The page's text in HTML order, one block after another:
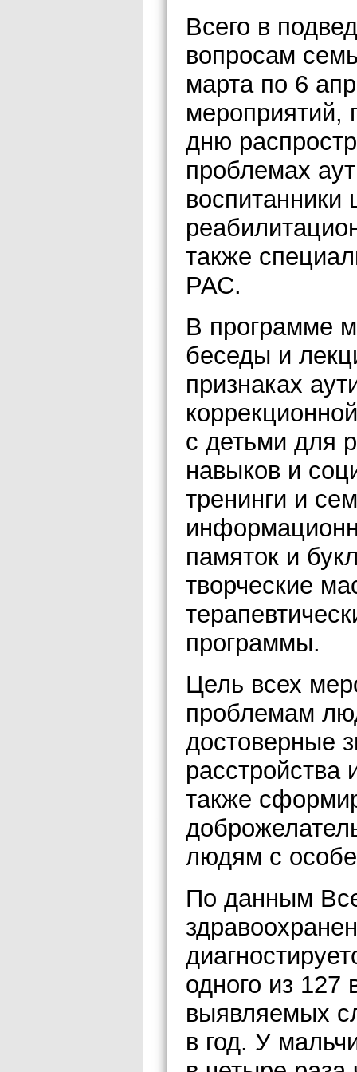
Всего в
вопросам
марта по 6
мероприятий,
дню
проблемах
также
РАС.
В программе
беседы и
признаках
с детьми для
навыков и
тренинги и
памяток и
творческие
программы.
Цель всех
проблемам
достоверные
расстройства
также
людям с
По данным
одного из 127
выявляемых
в год. У